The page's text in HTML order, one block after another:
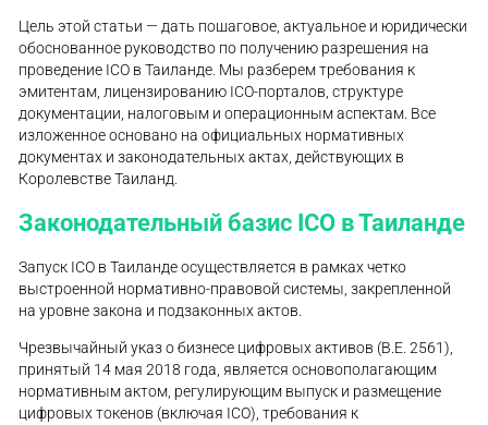
Цель этой статьи — дать пошаговое, актуальное и юридически
обоснованное руководство по получению разрешения на
проведение ICO в Таиланде. Мы разберем требования к
эмитентам, лицензированию ICO-порталов, структуре
документации, налоговым и операционным аспектам. Все
изложенное основано на официальных нормативных
документах и законодательных актах, действующих в
Королевстве Таиланд.
Законодательный базис ICO в Таиланде
Запуск ICO в Таиланде осуществляется в рамках четко
выстроенной нормативно-правовой системы, закрепленной
на уровне закона и подзаконных актов.
Чрезвычайный указ о бизнесе цифровых активов (B.E. 2561),
принятый 14 мая 2018 года, является основополагающим
нормативным актом, регулирующим выпуск и размещение
цифровых токенов (включая ICO), требования к